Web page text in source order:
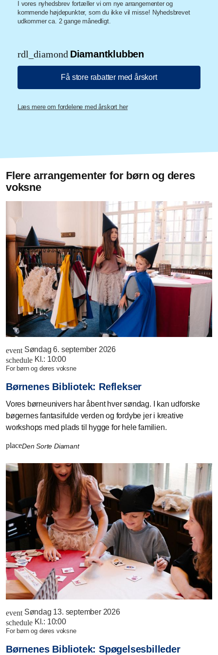
I vores nyhedsbrev fortæller vi om nye arrangementer og
kommende højdepunkter, som du ikke vil misse! Nyhedsbrevet
udkommer ca. 2 gange månedligt.
rdl_diamond Diamantklubben
Få store rabatter med årskort
Læs mere om fordelene med årskort her
Flere arrangementer for børn og deres
voksne
event Søndag 6. september 2026
schedule Kl.: 10:00
for børn og deres voksne
Børnenes Bibliotek: Reflekser
Vores børneunivers har åbent hver søndag. I kan udforske
bøgernes fantasifulde verden og fordybe jer i kreative
workshops med plads til hygge for hele familien.
placeDen Sorte Diamant
event Søndag 13. september 2026
schedule Kl.: 10:00
for børn og deres voksne
Børnenes Bibliotek: Spøgelsesbilleder